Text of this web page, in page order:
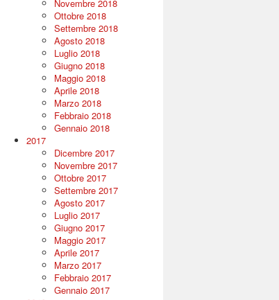
Novembre 2018
Ottobre 2018
Settembre 2018
Agosto 2018
Luglio 2018
Giugno 2018
Maggio 2018
Aprile 2018
Marzo 2018
Febbraio 2018
Gennaio 2018
2017
Dicembre 2017
Novembre 2017
Ottobre 2017
Settembre 2017
Agosto 2017
Luglio 2017
Giugno 2017
Maggio 2017
Aprile 2017
Marzo 2017
Febbraio 2017
Gennaio 2017